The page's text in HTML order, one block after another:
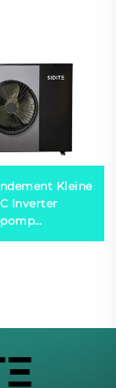
Kleine
Inverter